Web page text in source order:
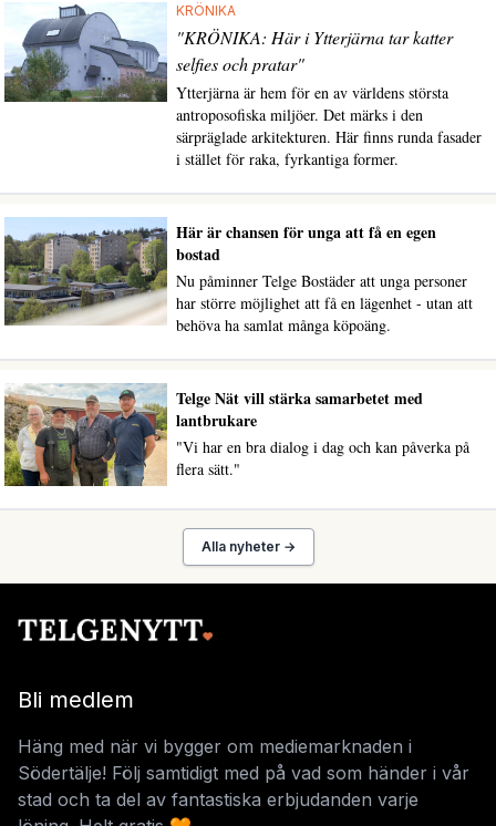
KRÖNIKA
"KRÖNIKA: Här i Ytterjärna tar katter
selfies och pratar"
Ytterjärna är hem för en av världens största
antroposofiska miljöer. Det märks i den
särpräglade arkitekturen. Här finns runda fasader
i stället för raka, fyrkantiga former.
Här är chansen för unga att få en egen
bostad
Nu påminner Telge Bostäder att unga personer
har större möjlighet att få en lägenhet - utan att
behöva ha samlat många köpoäng.
Telge Nät vill stärka samarbetet med
lantbrukare
"Vi har en bra dialog i dag och kan påverka på
flera sätt."
Alla nyheter →
Bli medlem
Häng med när vi bygger om mediemarknaden i
Södertälje! Följ samtidigt med på vad som händer i vår
stad och ta del av fantastiska erbjudanden varje